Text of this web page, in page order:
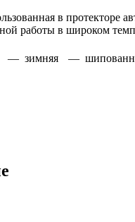
в протекторе
работы в широком
— зимняя —